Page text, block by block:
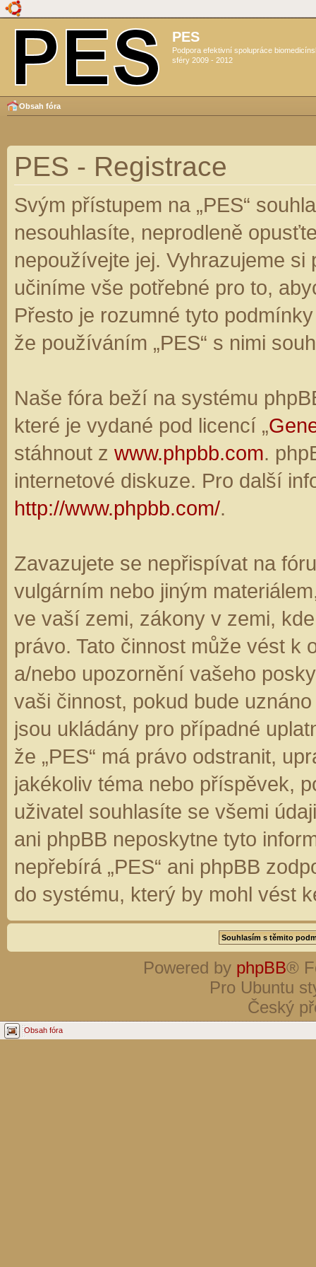
PES
Podpora efektivní spolupráce
sféry 2009 - 2012
Obsah fóra
PES - Registrace
Svým přístupem na „PES“
nesouhlasíte, neprodleně
nepoužívejte jej. Vyhrazujeme
učiníme vše potřebné pro to,
Přesto je rozumné tyto
že používáním „PES“ s nimi
Naše fóra beží na systému
které je vydané pod licencí „
stáhnout z www.phpbb.com.
internetové diskuze. Pro další
http://www.phpbb.com/.
Zavazujete se nepřispívat na
vulgárním nebo jiným
ve vaší zemi, zákony v zemi,
právo. Tato činnost může vést k
a/nebo upozornění vašeho
vaši činnost, pokud bude
jsou ukládány pro případné
že „PES“ má právo odstranit,
jakékoliv téma nebo příspěvek,
uživatel souhlasíte se všemi
ani phpBB neposkytne tyto
nepřebírá „PES“ ani phpBB
do systému, který by mohl vést
Powered by phpBB®
Pro Ubuntu
Český
Obsah fóra